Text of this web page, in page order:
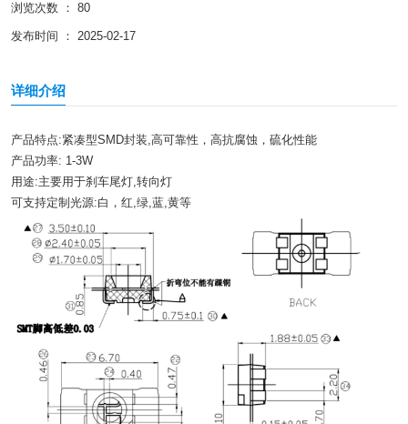
浏览次数 ： 80
发布时间 ： 2025-02-17
详细介绍
产品特点:紧凑型SMD封装,高可靠性，高抗腐蚀，硫化性能
产品功率: 1-3W
用途:主要用于刹车尾灯,转向灯
可支持定制光源:白，红,绿,蓝,黄等